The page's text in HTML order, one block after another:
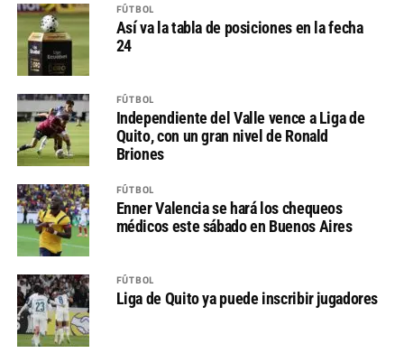
FÚTBOL
Así va la tabla de posiciones en la fecha
24
FÚTBOL
Independiente del Valle vence a Liga de
Quito, con un gran nivel de Ronald
Briones
FÚTBOL
Enner Valencia se hará los chequeos
médicos este sábado en Buenos Aires
FÚTBOL
Liga de Quito ya puede inscribir jugadores